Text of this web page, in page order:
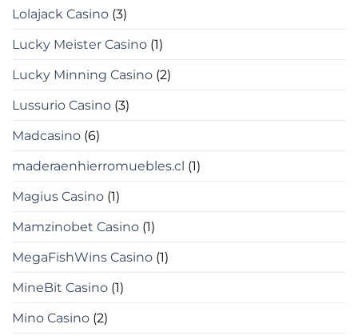
Lolajack Casino (3)
Lucky Meister Casino (1)
Lucky Minning Casino (2)
Lussurio Casino (3)
Madcasino (6)
maderaenhierromuebles.cl (1)
Magius Casino (1)
Mamzinobet Casino (1)
MegaFishWins Casino (1)
MineBit Casino (1)
Mino Casino (2)